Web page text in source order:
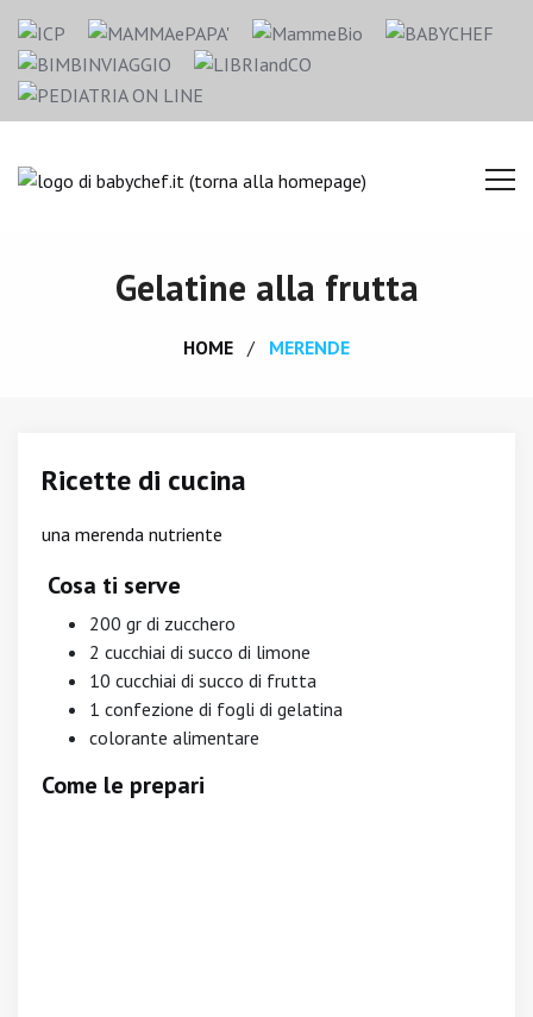
Gelatine alla frutta
HOME MERENDE
Ricette di cucina
una merenda nutriente
Cosa ti serve
200 gr di zucchero
2 cucchiai di succo di limone
10 cucchiai di succo di frutta
1 confezione di fogli di gelatina
colorante alimentare
Come le prepari